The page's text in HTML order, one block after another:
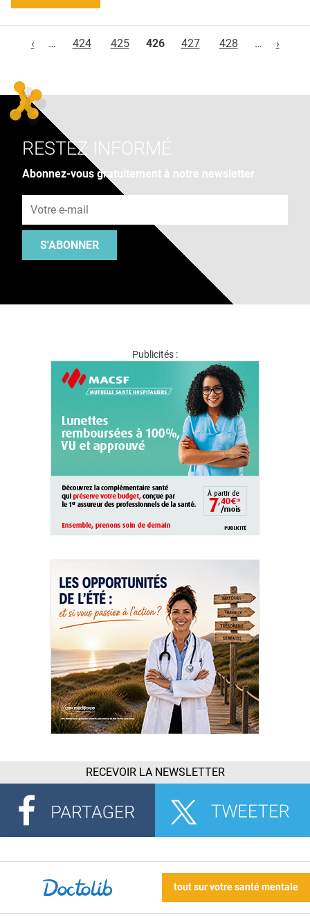
‹
… 424 425 426 427 428 … ›
RESTEZ INFORMÉ
Abonnez-vous gratuitement à notre newsletter
S'ABONNER
Publicités :
RECEVOIR LA NEWSLETTER
tout sur votre santé mentale